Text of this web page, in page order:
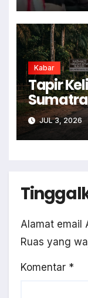
Kabar
Tapir
Warga
JUL 3, 2026
Alamat email
Ruas yang
Komentar *